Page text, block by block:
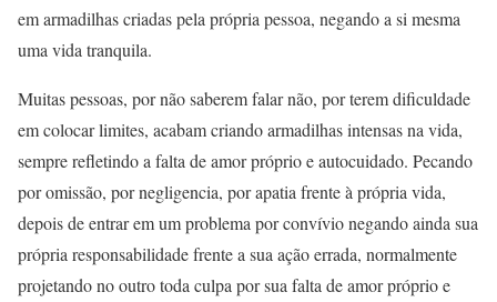
em armadilhas criadas pela própria pessoa, negando a si mesma
uma vida tranquila.
Muitas pessoas, por não saberem falar não, por terem dificuldade
em colocar limites, acabam criando armadilhas intensas na vida,
sempre refletindo a falta de amor próprio e autocuidado. Pecando
por omissão, por negligencia, por apatia frente à própria vida,
depois de entrar em um problema por convívio negando ainda sua
própria responsabilidade frente a sua ação errada, normalmente
projetando no outro toda culpa por sua falta de amor próprio e